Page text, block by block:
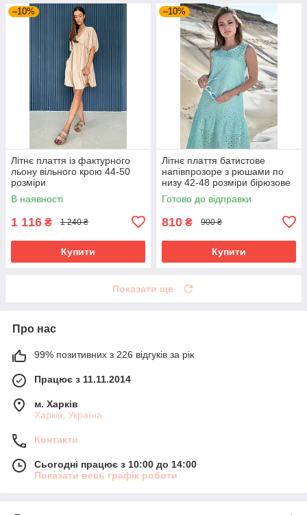
–10%
Літнє плаття із фактурного
льону вільного крою 44-50
розміри
В наявності
1 116 ₴ 1 240 ₴
Купити
–10%
Літнє плаття батистове
напівпрозоре з рюшами по
низу 42-48 розміри бірюзове
Готово до відправки
810 ₴ 900 ₴
Купити
Показати ще
Про нас
99% позитивних з 226 відгуків за рік
Працює з 11.11.2014
м. Харків
Харків, Україна
Контакти
Сьогодні працює з 10:00 до 14:00
Показати весь графік роботи